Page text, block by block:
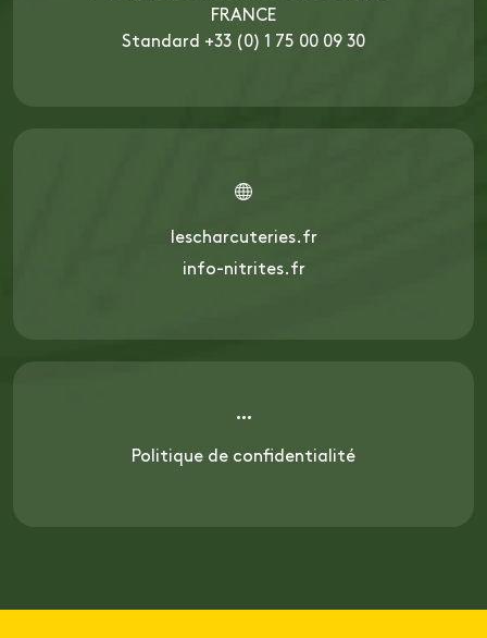
FRANCE
Standard +33 (0) 1 75 00 09 30
lescharcuteries.fr
info-nitrites.fr
Politique de confidentialité